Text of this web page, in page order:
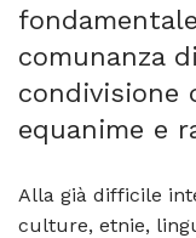
comunanza
condivisione
equanime e
Alla già difficile
culture, etnie,